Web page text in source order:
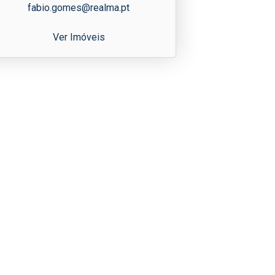
fabio.gomes@realma.pt
Ver Imóveis